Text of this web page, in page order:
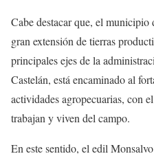
Cabe destacar que, el
gran extensión de tierras
principales ejes de la
Castelán, está encaminado al
actividades agropecuarias, con
trabajan y viven del campo.
En este sentido, el edil